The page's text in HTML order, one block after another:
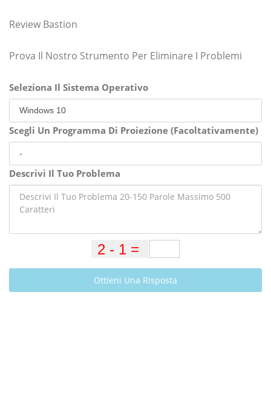
Review Bastion
Prova Il Nostro Strumento Per Eliminare I Problemi
Seleziona Il Sistema Operativo
Scegli Un Programma Di Proiezione (Facoltativamente)
Descrivi Il Tuo Problema
Ottieni Una Risposta